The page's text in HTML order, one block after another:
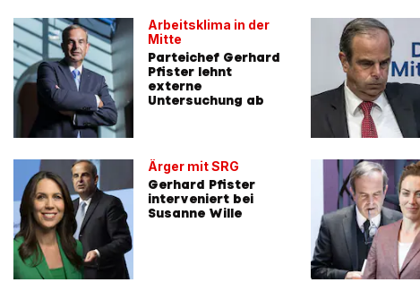
Arbeitsklima in der
Mitte
Parteichef Gerhard
Pfister lehnt
externe
Untersuchung ab
Ärger mit SRG
Gerhard Pfister
interveniert bei
Susanne Wille